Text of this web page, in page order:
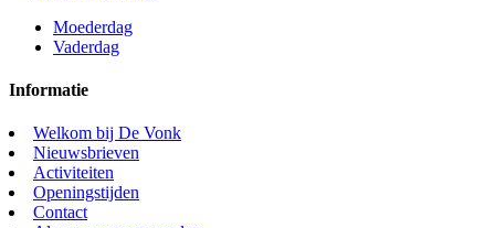
Moederdag
Vaderdag
Informatie
Welkom bij De Vonk
Nieuwsbrieven
Activiteiten
Openingstijden
Contact